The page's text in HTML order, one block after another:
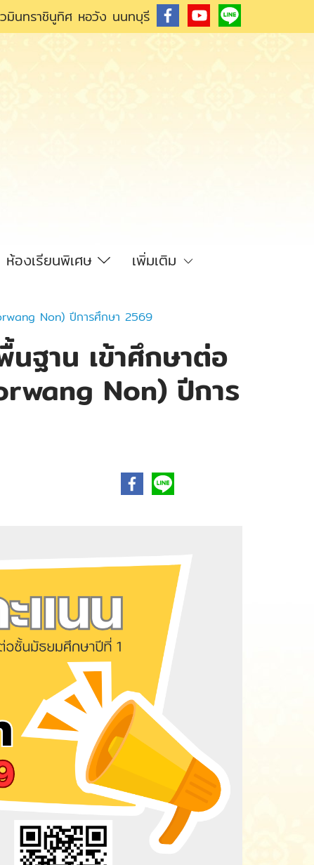
วมินทราชินูทิศ หอวัง นนทบุรี
ห้องเรียนพิเศษ เพิ่มเติม
Non) ปีการศึกษา 2569
ฐาน เข้าศึกษาต่อ
Non) ปีการ